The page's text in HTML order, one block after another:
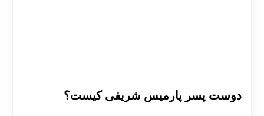
دوست پسر پارمیس شریفی کیست؟